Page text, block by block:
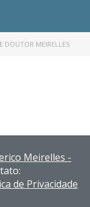
DOUTOR MEIRELLES
Meirelles -
de Privacidade